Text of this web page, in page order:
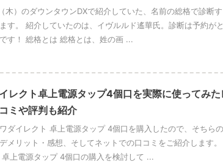
木）のダウンタウンDXで紹介していた、名前の総格で診断
す。 紹介していたのは、イヴルルド遙華氏。診断は予約が
す！ 総格とは 総格とは、姓の画 ...
レクト卓上電源タップ4個口を実際に使ってみた
ミや評判も紹介
ダイレクト 卓上電源タップ 4個口を購入したので、そちら
メリット・感想、そしてネットでの口コミをご紹介します。
卓上電源タップ 4個口の購入を検討して ...